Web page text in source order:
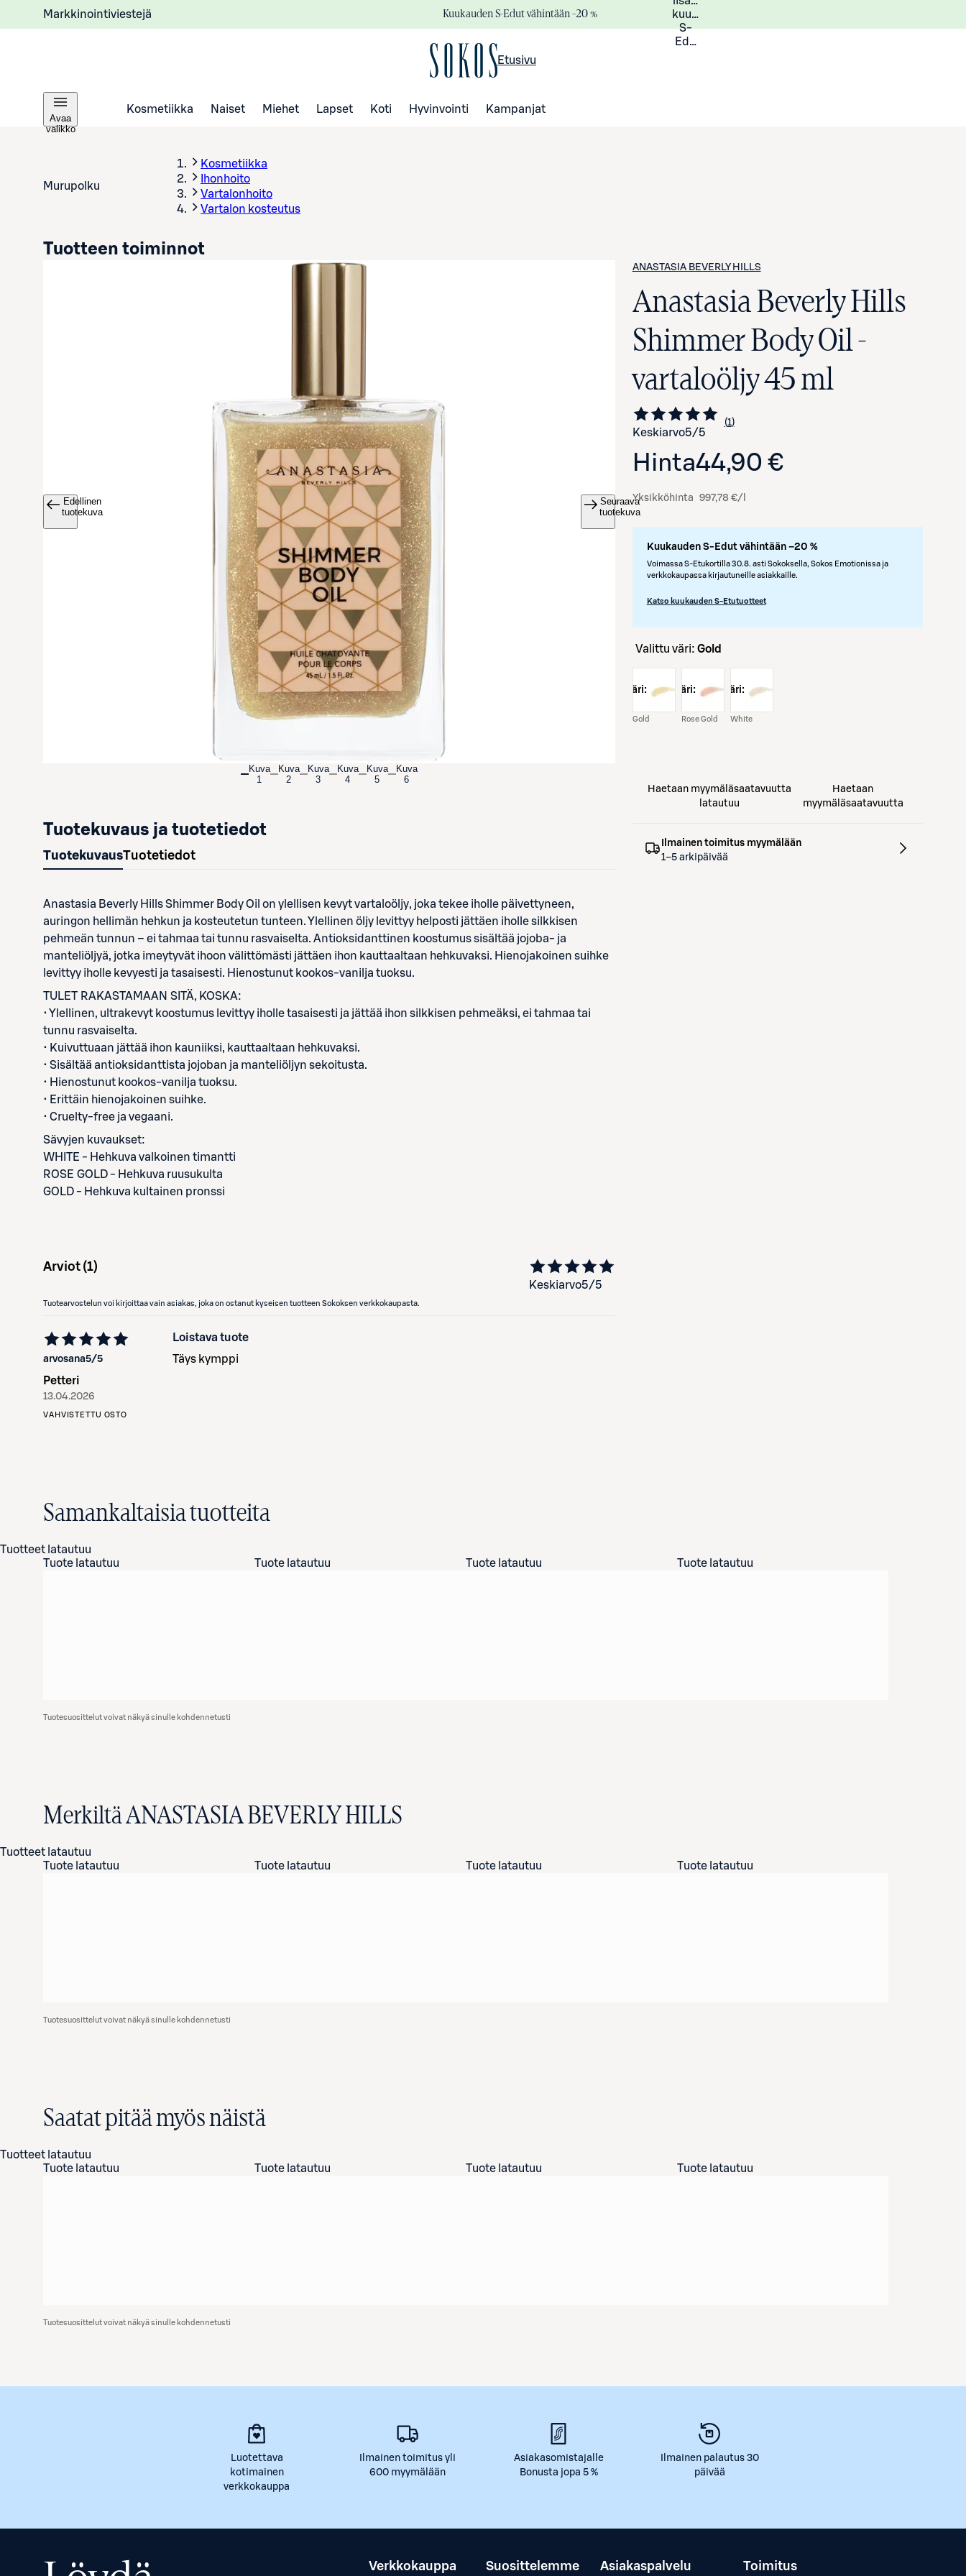
Markkinointiviestejä Kuukauden S-Edut vähintään –20 %
kuukauden
S-
Eduista
Etusivu
Avaa
valikko
Kosmetiikka Naiset Miehet Lapset Koti Hyvinvointi Kampanjat
Murupolku
Kosmetiikka
Ihonhoito
Vartalonhoito
Vartalon kosteutus
Avaa tuotekuva suurennettuna
Edellinen
tuotekuva
Seuraava
tuotekuva
Kuva
1
Kuva
2
Kuva
3
Kuva
4
Kuva
5
Kuva
6
ANASTASIA BEVERLY HILLS
Anastasia Beverly Hills
Shimmer Body Oil -
vartaloöljy 45 ml
Keskiarvo5/5 Siirry arvioihin
1
kappale
Hinta44,90 €
Yksikköhinta 997,78 €/l
Kuukauden S-Edut vähintään –20 %
Voimassa S-Etukortilla 30.8. asti Sokoksella, Sokos Emotionissa ja
verkkokaupassa kirjautuneille asiakkaille.
Katso kuukauden S-Etutuotteet
Tuotteen toiminnot
Valittu väri: Gold
väri:
Gold
väri:
Rose Gold
väri:
White
Haetaan myymäläsaatavuutta
latautuu
Haetaan
myymäläsaatavuutta
Ilmainen toimitus myymälään
1–5 arkipäivää
Tuotekuvaus ja tuotetiedot
TuotekuvausTuotetiedot
Anastasia Beverly Hills Shimmer Body Oil on ylellisen kevyt vartaloöljy, joka tekee iholle päivettyneen,
auringon hellimän hehkun ja kosteutetun tunteen. Ylellinen öljy levittyy helposti jättäen iholle silkkisen
pehmeän tunnun – ei tahmaa tai tunnu rasvaiselta. Antioksidanttinen koostumus sisältää jojoba- ja
manteliöljyä, jotka imeytyvät ihoon välittömästi jättäen ihon kauttaaltaan hehkuvaksi. Hienojakoinen suihke
levittyy iholle kevyesti ja tasaisesti. Hienostunut kookos-vanilja tuoksu.
TULET RAKASTAMAAN SITÄ, KOSKA:
• Ylellinen, ultrakevyt koostumus levittyy iholle tasaisesti ja jättää ihon silkkisen pehmeäksi, ei tahmaa tai
tunnu rasvaiselta.
• Kuivuttuaan jättää ihon kauniiksi, kauttaaltaan hehkuvaksi.
• Sisältää antioksidanttista jojoban ja manteliöljyn sekoitusta.
• Hienostunut kookos-vanilja tuoksu.
• Erittäin hienojakoinen suihke.
• Cruelty-free ja vegaani.
Sävyjen kuvaukset:
WHITE - Hehkuva valkoinen timantti
ROSE GOLD - Hehkuva ruusukulta
GOLD - Hehkuva kultainen pronssi
Arviot (1)
Keskiarvo5/5
Tuotearvostelun voi kirjoittaa vain asiakas, joka on ostanut kyseisen tuotteen Sokoksen verkkokaupasta.
arvosana5/5
Petteri
13.04.2026
VAHVISTETTU OSTO
Loistava tuote
Täys kymppi
Samankaltaisia tuotteita
Tuotteet latautuu
Tuote latautuu
Tuote latautuu Tuote latautuu Tuote latautuu
Tuotesuosittelut voivat näkyä sinulle kohdennetusti
Merkiltä ANASTASIA BEVERLY HILLS
Tuotteet latautuu
Tuote latautuu
Tuote latautuu Tuote latautuu Tuote latautuu
Tuotesuosittelut voivat näkyä sinulle kohdennetusti
Saatat pitää myös näistä
Tuotteet latautuu
Tuote latautuu
Tuote latautuu Tuote latautuu Tuote latautuu
Tuotesuosittelut voivat näkyä sinulle kohdennetusti
Luotettava
kotimainen
verkkokauppa
Ilmainen toimitus yli
600 myymälään
Asiakasomistajalle
Bonusta jopa 5 %
Ilmainen palautus 30
päivää
Verkkokauppa Suosittelemme Asiakaspalvelu Toimitus